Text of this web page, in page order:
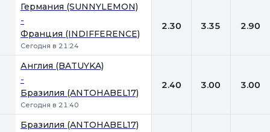
Германия (SUNNYLEMON)
-
Франция (INDIFFERENCE)
Сегодня в 21:24
2.30 3.35 2.90
Англия (BATUYKA)
-
Бразилия (ANTOHABEL17)
Сегодня в 21:40
2.40 3.00 3.00
Бразилия (ANTOHABEL17)